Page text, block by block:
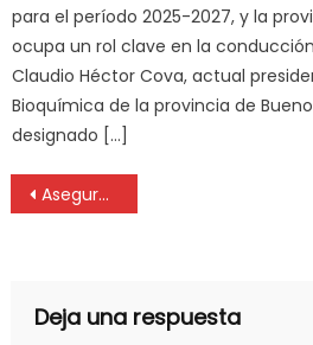
para el período 2025-2027, y la
ocupa un rol clave en la
Claudio Héctor Cova, actual
Bioquímica de la provincia de
designado […]
Aseguran que en materia espacial Argentina lidera la región
Deja una respuesta